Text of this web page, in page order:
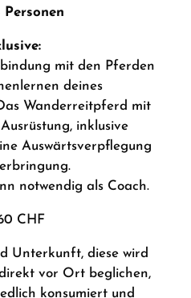
Personen
mit den Pferden
deines
Wanderreitpferd mit
inklusive
Auswärtsverpflegung
notwendig als Coach.
CHF
Unterkunft, diese wird
vor Ort beglichen,
konsumiert und